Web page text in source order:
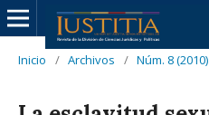
Inicio / Archivos / Núm. 8 (2010)